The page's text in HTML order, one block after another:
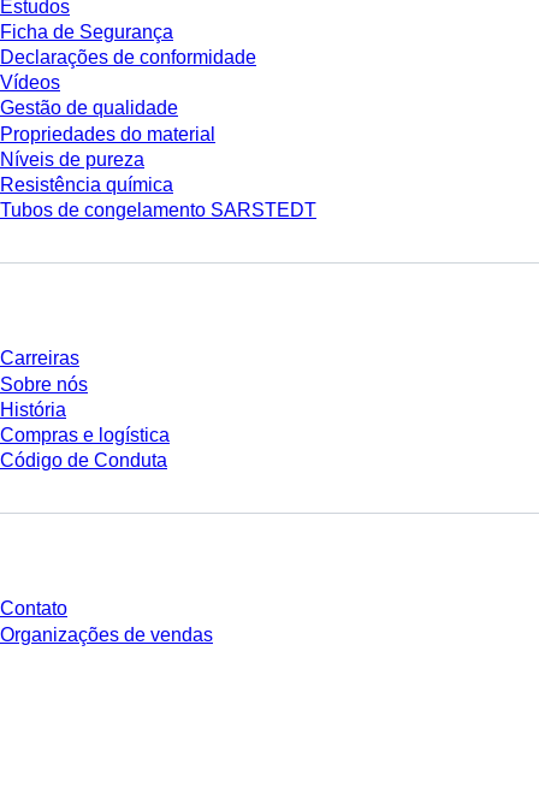
Estudos
Ficha de Segurança
Declarações de conformidade
Vídeos
Gestão de qualidade
Propriedades do material
Níveis de pureza
Resistência química
Tubos de congelamento SARSTEDT
Carreiras
Sobre nós
História
Compras e logística
Código de Conduta
Contato
Organizações de vendas